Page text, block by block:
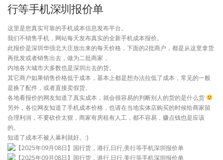
行等手机深圳报价单
这里是您真实可靠的手机成本信息发布平台。
我们不销售手机，网站每天发布真实的全新手机成本报价。
此报价是深圳华强北大庄放出来的每天价格，下面的2批商户，都是从这里拿货
再批发或者销售出去，做为二批商家，
内地各大城市大多数也是深圳出去的货。
其它商户如果销售价格低于成本，基本上都是想办法拉低了成本，常见的一般
是换了配件，或者直接卖假货。
各地看报价的网友知道了真实成本，就会很容易的判断别人的货的是什么货
另外，各位网友知道了手机成本价格，也请在当地实体店购买的时候给商家留
合理利润，不要砍价太狠，商家有房租有人工，都不容易，赚点钱也是应该
的。
知道了成本不被人暴利就好。:)